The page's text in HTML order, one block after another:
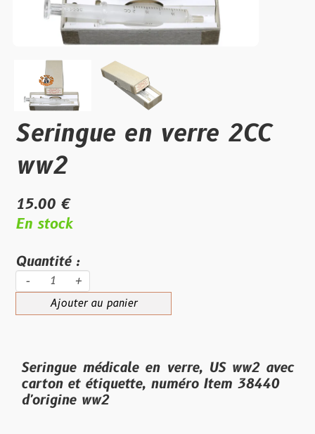
Seringue en verre 2CC
ww2
15.00 €
En stock
Quantité :
- +
Ajouter au panier
Seringue médicale en verre, US ww2 avec
carton et étiquette, numéro Item 38440
d'origine ww2